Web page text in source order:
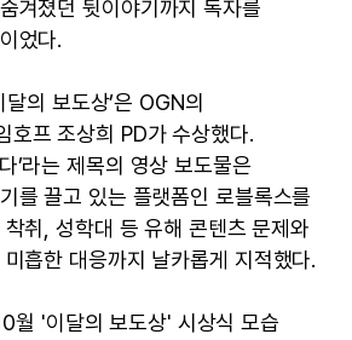
겨졌던 뒷이야기까지 독자를
었다.
의 보도상’은 OGN의
호프 조상희 PD가 수상했다.
’라는 제목의 영상 보도물은
를 끌고 있는 플랫폼인 로블록스를
취, 성학대 등 유해 콘텐츠 문제와
흡한 대응까지 날카롭게 지적했다.
'이달의 보도상' 시상식 모습